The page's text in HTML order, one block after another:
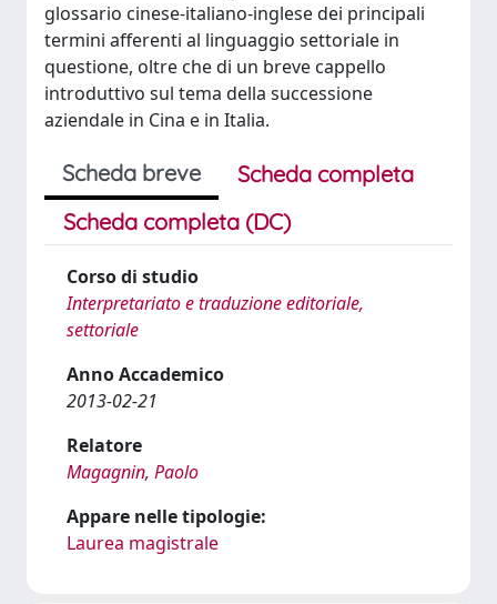
glossario cinese-italiano-inglese dei principali
termini afferenti al linguaggio settoriale in
questione, oltre che di un breve cappello
introduttivo sul tema della successione
aziendale in Cina e in Italia.
Scheda breve
Scheda completa
Scheda completa (DC)
Corso di studio
Interpretariato e traduzione editoriale,
settoriale
Anno Accademico
2013-02-21
Relatore
Magagnin, Paolo
Appare nelle tipologie:
Laurea magistrale